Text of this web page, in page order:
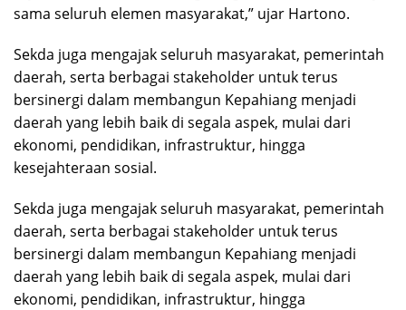
sama seluruh elemen masyarakat,” ujar Hartono.
Sekda juga mengajak seluruh masyarakat, pemerintah
daerah, serta berbagai stakeholder untuk terus
bersinergi dalam membangun Kepahiang menjadi
daerah yang lebih baik di segala aspek, mulai dari
ekonomi, pendidikan, infrastruktur, hingga
kesejahteraan sosial.
Sekda juga mengajak seluruh masyarakat, pemerintah
daerah, serta berbagai stakeholder untuk terus
bersinergi dalam membangun Kepahiang menjadi
daerah yang lebih baik di segala aspek, mulai dari
ekonomi, pendidikan, infrastruktur, hingga